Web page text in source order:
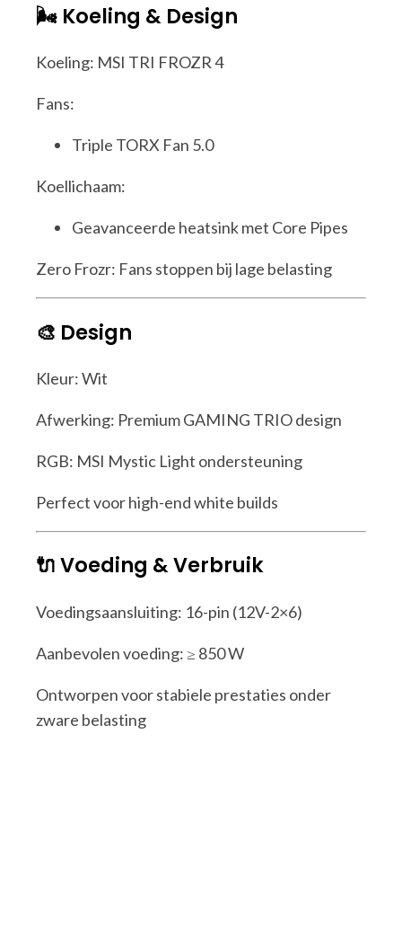
🌬️ Koeling & Design
Koeling: MSI TRI FROZR 4
Fans:
Triple TORX Fan 5.0
Koellichaam:
Geavanceerde heatsink met Core Pipes
Zero Frozr: Fans stoppen bij lage belasting
🎨 Design
Kleur: Wit
Afwerking: Premium GAMING TRIO design
RGB: MSI Mystic Light ondersteuning
Perfect voor high-end white builds
🔌 Voeding & Verbruik
Voedingsaansluiting: 16-pin (12V-2×6)
Aanbevolen voeding: ≥ 850 W
Ontworpen voor stabiele prestaties onder
zware belasting